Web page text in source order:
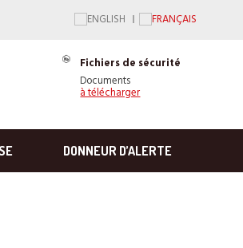
Fichiers de sécurité
Documents
à télécharger
DONNEUR D’ALERTE